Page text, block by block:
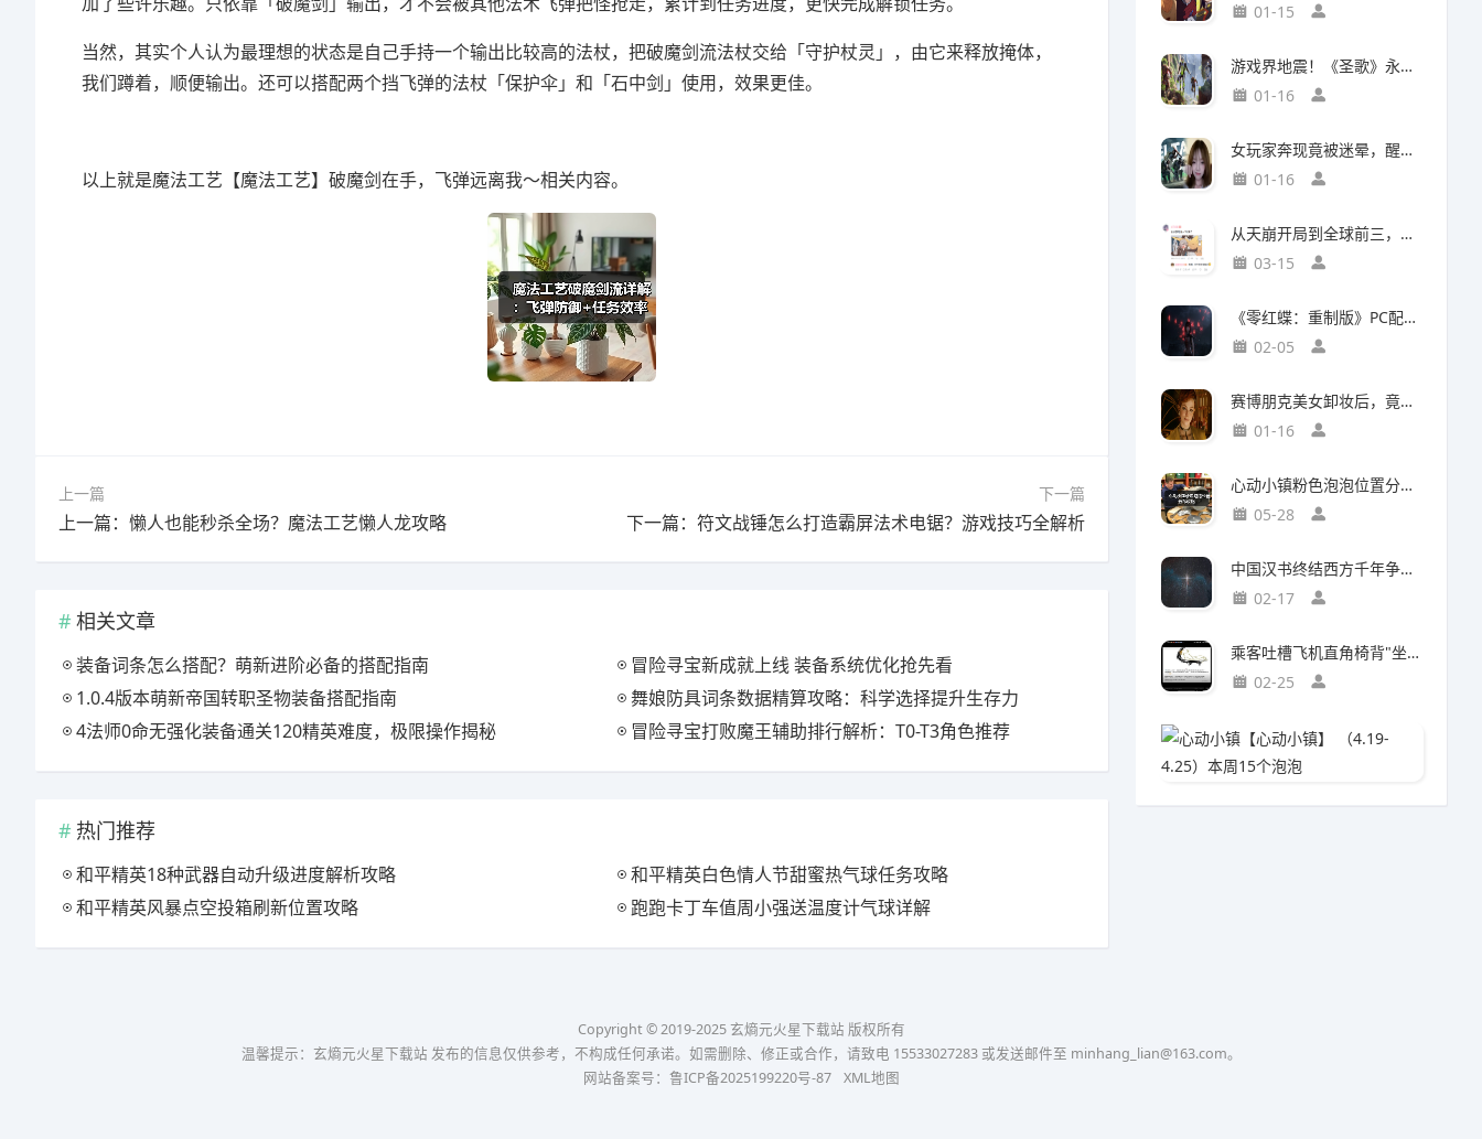
当然，其实个人认为最理想的状态是自己手持一个输出比较高的法杖，把破魔剑流法杖交给「守护杖灵」，由它来释放掩体，
我们蹲着，顺便输出。还可以搭配两个挡飞弹的法杖「保护伞」和「石中剑」使用，效果更佳。
以上就是魔法工艺【魔法工艺】破魔剑在手，飞弹远离我～相关内容。
上一篇
上一篇：懒人也能秒杀全场？魔法工艺懒人龙攻略
下一篇
下一篇：符文战锤怎么打造霸屏法术电锯？游戏技巧全解析
相关文章
装备词条怎么搭配？萌新进阶必备的搭配指南
冒险寻宝新成就上线 装备系统优化抢先看
1.0.4版本萌新帝国转职圣物装备搭配指南
舞娘防具词条数据精算攻略：科学选择提升生存力
4法师0命无强化装备通关120精英难度，极限操作揭秘
冒险寻宝打败魔王辅助排行解析：T0-T3角色推荐
热门推荐
和平精英18种武器自动升级进度解析攻略
和平精英白色情人节甜蜜热气球任务攻略
和平精英风暴点空投箱刷新位置攻略
跑跑卡丁车值周小强送温度计气球详解
01-15
游戏界地震！《圣歌》永久停服，《生化9》海报震撼亮相
01-16
女玩家奔现竟被迷晕，醒来后价值千万的游戏装备不翼而飞
01-16
从天崩开局到全球前三，这还是我认识的“少前2”？
03-15
《零红蝶：重制版》PC配置公开：推荐配置RTX2060 1080p/30帧
02-05
赛博朋克美女卸妆后，竟然比浓妆时更惊艳？
01-16
心动小镇粉色泡泡位置分布攻略
05-28
中国汉书终结西方千年争吵：伯利恒之星是真实存在
02-17
乘客吐槽飞机直角椅背"坐得浑身疼"!航司:座椅设计为飞行安全
02-25
Copyright © 2019-2025 玄熵元火星下载站 版权所有
温馨提示：玄熵元火星下载站 发布的信息仅供参考，不构成任何承诺。如需删除、修正或合作，请致电 15533027283 或发送邮件至 minhang_lian@163.com。
网站备案号： 鲁ICP备2025199220号-87 XML地图